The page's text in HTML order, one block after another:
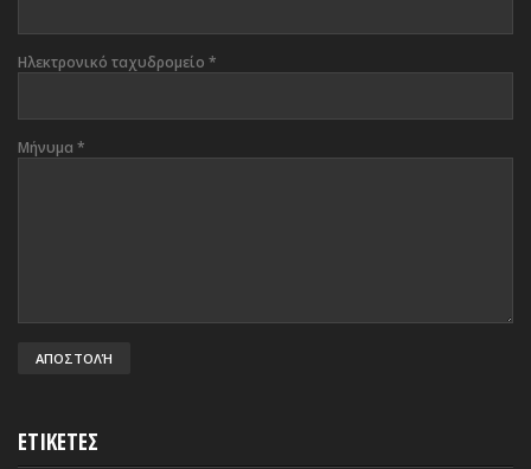
Ηλεκτρονικό ταχυδρομείο *
Μήνυμα *
ΕΤΙΚΕΤΕΣ